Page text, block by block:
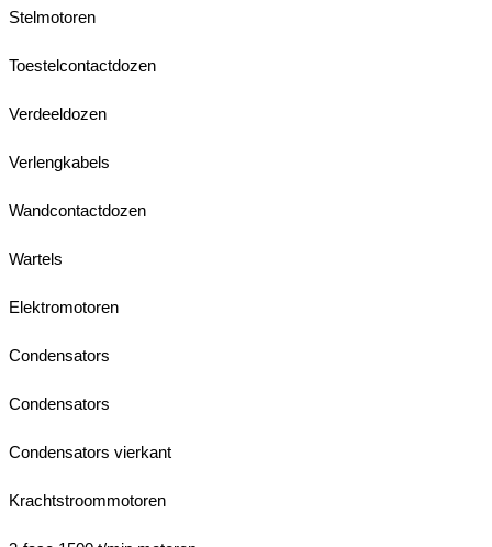
Stelmotoren
Toestelcontactdozen
Verdeeldozen
Verlengkabels
Wandcontactdozen
Wartels
Elektromotoren
Condensators
Condensators
Condensators vierkant
Krachtstroommotoren